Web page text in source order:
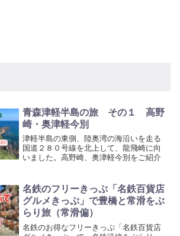
青森津軽半島の旅 その１ 高野
崎・奥津軽今別
津軽半島の東側、陸奥湾の海沿いを走る
国道２８０号線を北上して、龍飛崎に向
いました。高野崎、奥津軽今別をご紹介
名鉄のフリーきっぷ「名鉄百貨店
グルメきっぷ」で豊橋と常滑をぶ
らり旅（常滑偏）
名鉄のお得なフリーきっぷ「名鉄百貨店